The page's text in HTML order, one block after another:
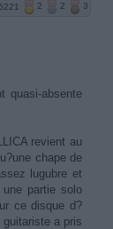
5221 2 2 3
quasi-absente
revient au
chape de
lugubre et
partie solo
ce disque d?
a pris